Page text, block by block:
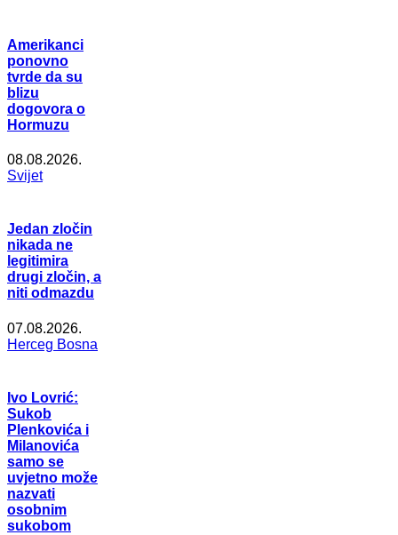
Amerikanci
ponovno
tvrde da su
blizu
dogovora o
Hormuzu
08.08.2026.
Svijet
Jedan zločin
nikada ne
legitimira
drugi zločin, a
niti odmazdu
07.08.2026.
Herceg Bosna
Ivo Lovrić:
Sukob
Plenkovića i
Milanovića
samo se
uvjetno može
nazvati
osobnim
sukobom